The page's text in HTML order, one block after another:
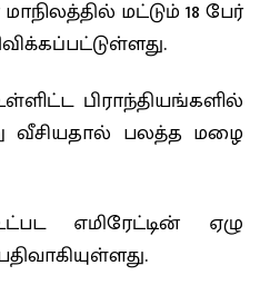
மட்டும் 18 பேர்
பிராந்தியங்களில்
வீசியதால் பலத்த மழை
எமிரேட்டின் ஏழு